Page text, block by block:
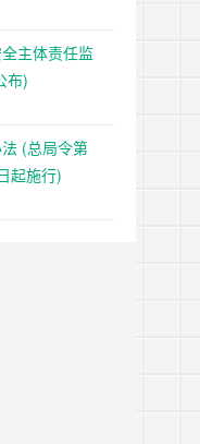
主体责任监
布)
(总局令第
起施行)